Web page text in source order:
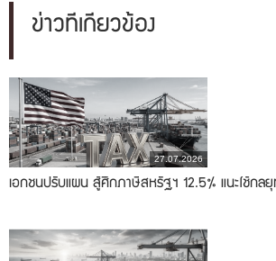
ข่าวที่เกี่ยวข้อง
27.07.2026
เอกชนปรับแผน สู้ศึกภาษีสหรัฐฯ 12.5% แนะใช้กล